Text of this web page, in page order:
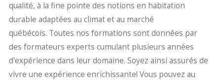
qualité, à la fine pointe des notions en habitation
durable adaptées au climat et au marché
québécois. Toutes nos formations sont données par
des formateurs experts cumulant plusieurs années
d'expérience dans leur domaine. Soyez ainsi assurés de
vivre une expérience enrichissante! Vous pouvez au